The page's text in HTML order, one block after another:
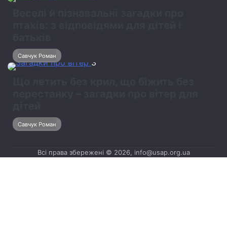
Савчук Роман
3
Савчук Роман
Всі права збережені © 2026, info@usap.org.ua